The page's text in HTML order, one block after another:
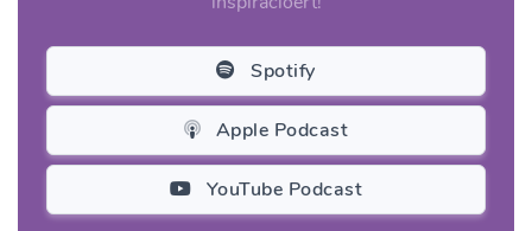
Spotify
Apple Podcast
YouTube Podcast